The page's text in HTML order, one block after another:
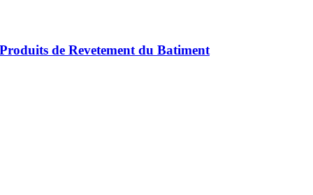
de Revetement du Batiment